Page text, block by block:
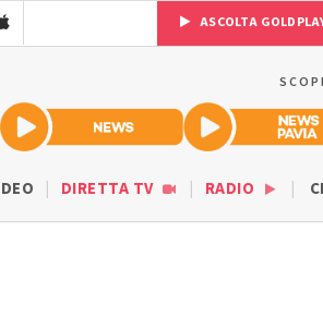
ASCOLTA
DIRETTA TV RADIO